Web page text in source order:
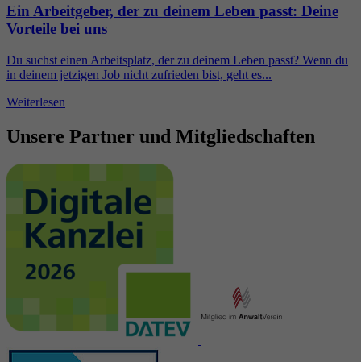
Ein Arbeitgeber, der zu deinem Leben passt: Deine
Vorteile bei uns
Du suchst einen Arbeitsplatz, der zu deinem Leben passt? Wenn du
in deinem jetzigen Job nicht zufrieden bist, geht es...
Weiterlesen
Unsere Partner und Mitgliedschaften